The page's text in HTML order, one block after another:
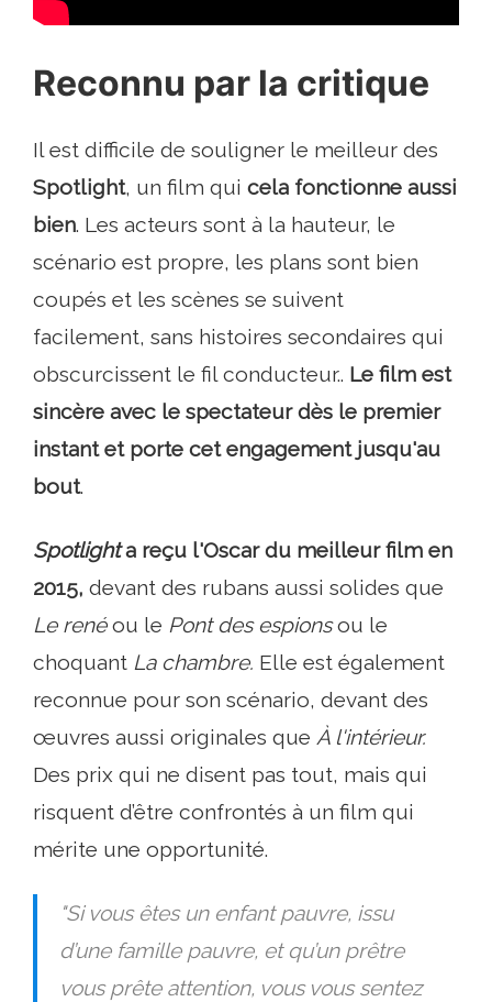
Reconnu par la critique
Il est difficile de souligner le meilleur des
Spotlight, un film qui cela fonctionne aussi
bien. Les acteurs sont à la hauteur, le
scénario est propre, les plans sont bien
coupés et les scènes se suivent
facilement, sans histoires secondaires qui
obscurcissent le fil conducteur.. Le film est
sincère avec le spectateur dès le premier
instant et porte cet engagement jusqu'au
bout.
Spotlighta reçu l'Oscar du meilleur film en
2015, devant des rubans aussi solides que
Le renéou le Pont des espionsou le
choquant La chambre. Elle est également
reconnue pour son scénario, devant des
œuvres aussi originales que À l'intérieur.
Des prix qui ne disent pas tout, mais qui
risquent d’être confrontés à un film qui
mérite une opportunité.
"Si vous êtes un enfant pauvre, issu
d’une famille pauvre, et qu’un prêtre
vous prête attention, vous vous sentez